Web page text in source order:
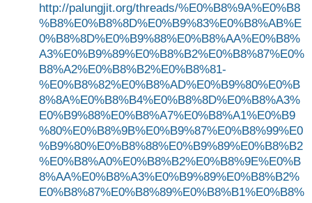
http://palungjit.org/threads/%E0%B8%9A%E0%B8
%B8%E0%B8%8D%E0%B9%83%E0%B8%AB%E
0%B8%8D%E0%B9%88%E0%B8%AA%E0%B8%
A3%E0%B9%89%E0%B8%B2%E0%B8%87%E0%
B8%A2%E0%B8%B2%E0%B8%81-
%E0%B8%82%E0%B8%AD%E0%B9%80%E0%B
8%8A%E0%B8%B4%E0%B8%8D%E0%B8%A3%
E0%B9%88%E0%B8%A7%E0%B8%A1%E0%B9
%80%E0%B8%9B%E0%B9%87%E0%B8%99%E0
%B9%80%E0%B8%88%E0%B9%89%E0%B8%B2
%E0%B8%A0%E0%B8%B2%E0%B8%9E%E0%B
8%AA%E0%B8%A3%E0%B9%89%E0%B8%B2%
E0%B8%87%E0%B8%89%E0%B8%B1%E0%B8%